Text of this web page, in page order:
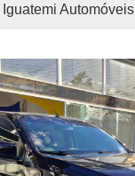
Iguatemi Automóveis